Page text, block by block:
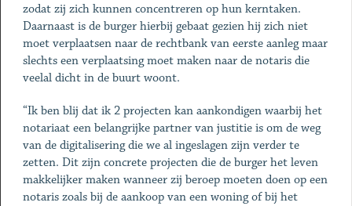
zodat zij zich kunnen concentreren op hun kerntaken.
Daarnaast is de burger hierbij gebaat gezien hij zich niet
moet verplaatsen naar de rechtbank van eerste aanleg maar
slechts een verplaatsing moet maken naar de notaris die
veelal dicht in de buurt woont.
“Ik ben blij dat ik 2 projecten kan aankondigen waarbij het
notariaat een belangrijke partner van justitie is om de weg
van de digitalisering die we al ingeslagen zijn verder te
zetten. Dit zijn concrete projecten die de burger het leven
makkelijker maken wanneer zij beroep moeten doen op een
notaris zoals bij de aankoop van een woning of bij het